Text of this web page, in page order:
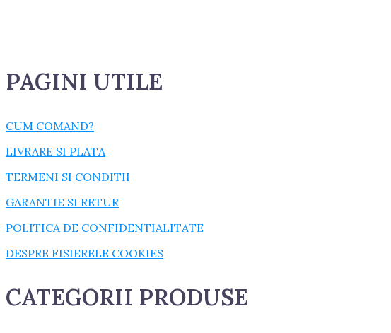
PAGINI UTILE
CUM COMAND?
LIVRARE SI PLATA
TERMENI SI CONDITII
GARANTIE SI RETUR
POLITICA DE CONFIDENTIALITATE
DESPRE FISIERELE COOKIES
CATEGORII PRODUSE